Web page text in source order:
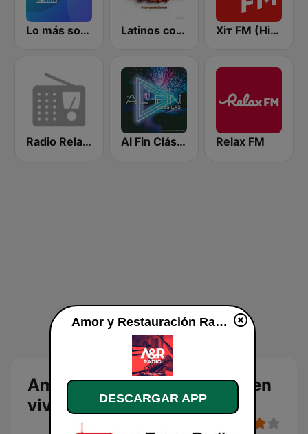
Lo más sonado en México Latinos con Sabor Хіт FM (Hit FM) - Best
Radio Relax Instrumental Al Fin Clásicas Relax FM
Amor y Restauración Radio en
vivo
Amor y Restauración Radio en vivo
DESCARGAR APP